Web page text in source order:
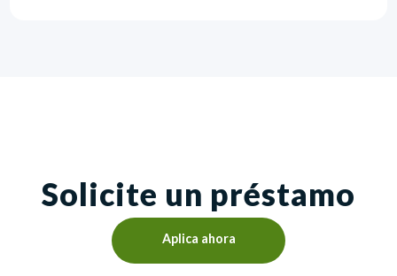
Solicite un préstamo
Aplica ahora